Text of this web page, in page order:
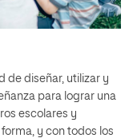
de diseñar, utilizar y
para lograr una
escolares y
y con todos los